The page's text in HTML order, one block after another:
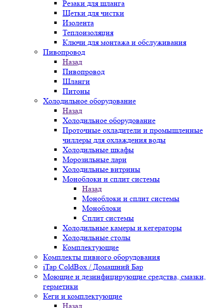
Резаки для шланга
Щетки для чистки
Изолента
Теплоизоляция
Ключи для монтажа и обслуживания
Пивопровод
Назад
Пивопровод
Шланги
Питоны
Холодильное оборудование
Назад
Холодильное оборудование
Проточные охладители и промышленные
чиллеры для охлаждения воды
Холодильные шкафы
Морозильные лари
Холодильные витрины
Моноблоки и сплит системы
Назад
Моноблоки и сплит системы
Моноблоки
Сплит системы
Холодильные камеры и кегераторы
Холодильные столы
Комплектующие
Комплекты пивного оборудования
iTap ColdBox / Домашний Бар
Моющие и дезинфицирующие средства, смазки,
герметики
Кеги и комплектующие
Назад